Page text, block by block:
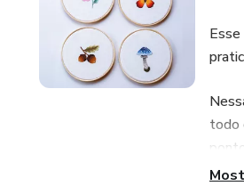
todo